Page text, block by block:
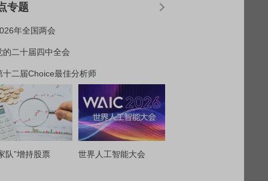
专题
年全国两会
的二十届四中全会
十二届Choice最佳分析师
队”增持股票 世界人工智能大会